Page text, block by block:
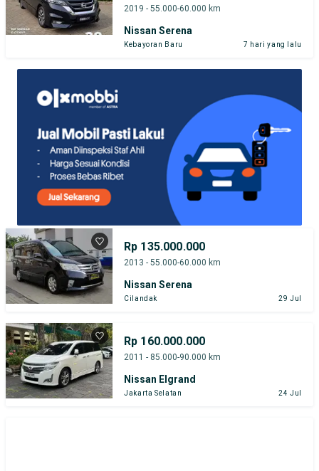
2019 - 55.000-60.000 km
Nissan Serena
Kebayoran Baru 7 hari yang lalu
Rp 135.000.000
2013 - 55.000-60.000 km
Nissan Serena
Cilandak 29 Jul
Rp 160.000.000
2011 - 85.000-90.000 km
Nissan Elgrand
Jakarta Selatan 24 Jul